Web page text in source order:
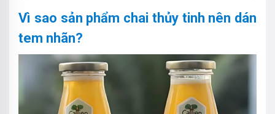
Vì sao sản phẩm chai thủy tinh nên dán
tem nhãn?